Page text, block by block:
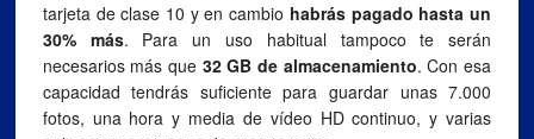
tarjeta de clase 10 y en cambio habrás pagado hasta un
30% más. Para un uso habitual tampoco te serán
necesarios más que 32 GB de almacenamiento. Con esa
capacidad tendrás suficiente para guardar unas 7.000
fotos, una hora y media de vídeo HD continuo, y varias